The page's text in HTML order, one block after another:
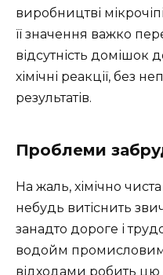
виробництві
її значення важко
відсутність домішок
хімічні реакції, без
результатів.
Проблеми
На жаль, хімічно
небудь витіснить
занадто дороге і
водойм
відходами робить